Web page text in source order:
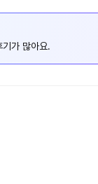
가 많아요.